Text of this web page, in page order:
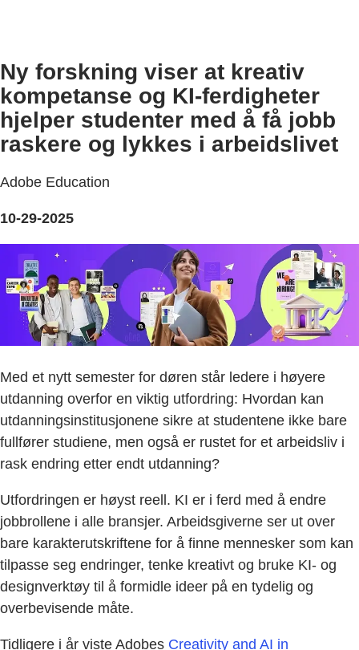
Ny forskning viser at kreativ
kompetanse og KI-ferdigheter
hjelper studenter med å få jobb
raskere og lykkes i arbeidslivet
Adobe Education
10-29-2025
Med et nytt semester for døren står ledere i høyere
utdanning overfor en viktig utfordring: Hvordan kan
utdanningsinstitusjonene sikre at studentene ikke bare
fullfører studiene, men også er rustet for et arbeidsliv i
rask endring etter endt utdanning?
Utfordringen er høyst reell. KI er i ferd med å endre
jobbrollene i alle bransjer. Arbeidsgiverne ser ut over
bare karakterutskriftene for å finne mennesker som kan
tilpasse seg endringer, tenke kreativt og bruke KI- og
designverktøy til å formidle ideer på en tydelig og
overbevisende måte.
Tidligere i år viste Adobes Creativity and AI in